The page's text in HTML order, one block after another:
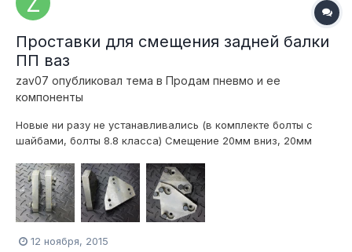
Проставки для смещения задней балки
ПП ваз
zav07 опубликовал тема в Продам пневмо и ее
компоненты
Новые ни разу не устанавливались (в комплекте болты с
шайбами, болты 8.8 класса) Смещение 20мм вниз, 20мм
Отправлю ТК. Цена 1400 р.
12 ноября, 2015